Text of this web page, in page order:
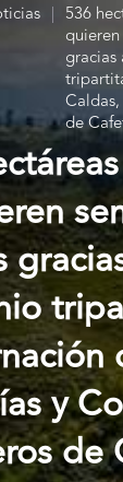
| 536
gracias
de
y
de